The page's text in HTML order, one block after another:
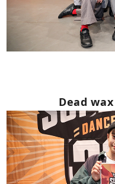
Dead wax